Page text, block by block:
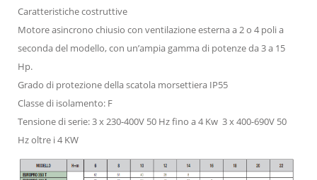
Caratteristiche costruttive
Motore asincrono chiusio con ventilazione esterna a 2 o 4 poli a
seconda del modello, con un’ampia gamma di potenze da 3 a 15
Hp.
Grado di protezione della scatola morsettiera IP55
Classe di isolamento: F
Tensione di serie: 3 x 230-400V 50 Hz fino a 4 Kw 3 x 400-690V 50
Hz oltre i 4 KW